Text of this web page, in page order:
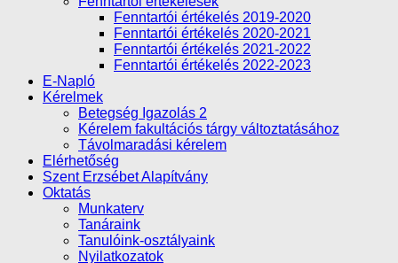
Fenntartói értékelés 2019-2020
Fenntartói értékelés 2020-2021
Fenntartói értékelés 2021-2022
Fenntartói értékelés 2022-2023
E-Napló
Kérelmek
Betegség Igazolás 2
Kérelem fakultációs tárgy változtatásához
Távolmaradási kérelem
Elérhetőség
Szent Erzsébet Alapítvány
Oktatás
Munkaterv
Tanáraink
Tanulóink-osztályaink
Nyilatkozatok